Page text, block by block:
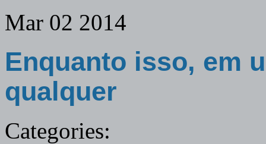
Mar 02 2014
Enquanto isso, em
qualquer
Categories: